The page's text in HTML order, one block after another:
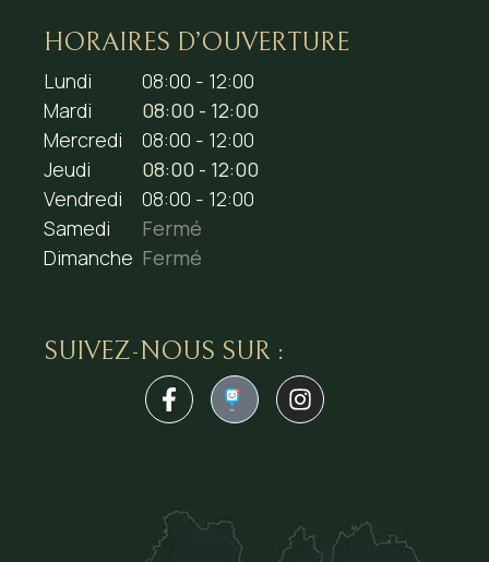
HORAIRES D’OUVERTURE
Lundi
08:00 - 12:00
Mardi
08:00 - 12:00
Mercredi
08:00 - 12:00
Jeudi
08:00 - 12:00
Vendredi
08:00 - 12:00
Samedi
Fermé
Dimanche Fermé
SUIVEZ-NOUS SUR :
1